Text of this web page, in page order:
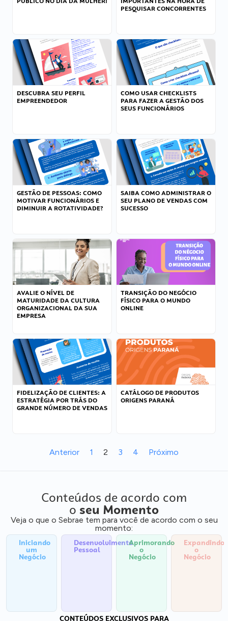
PESQUISAR CONCORRENTES
DESCUBRA SEU PERFIL
EMPREENDEDOR
COMO USAR CHECKLISTS
PARA FAZER A GESTÃO DOS
SEUS FUNCIONÁRIOS
GESTÃO DE PESSOAS: COMO
MOTIVAR FUNCIONÁRIOS E
DIMINUIR A ROTATIVIDADE?
SAIBA COMO ADMINISTRAR O
SEU PLANO DE VENDAS COM
SUCESSO
AVALIE O NÍVEL DE
MATURIDADE DA CULTURA
ORGANIZACIONAL DA SUA
EMPRESA
TRANSIÇÃO DO NEGÓCIO
FÍSICO PARA O MUNDO
ONLINE
FIDELIZAÇÃO DE CLIENTES: A
ESTRATÉGIA POR TRÁS DO
GRANDE NÚMERO DE VENDAS
CATÁLOGO DE PRODUTOS
ORIGENS PARANÁ
Anterior 1 2 3 4 Próximo
Conteúdos de acordo com
o seu Momento
Veja o que o Sebrae tem para você de acordo com o seu
momento:
Iniciando
um
Negócio
Desenvolvimento
Pessoal
Aprimorando
o
Negócio
Expandindo
o
Negócio
CONTEÚDOS EXCLUSIVOS PARA